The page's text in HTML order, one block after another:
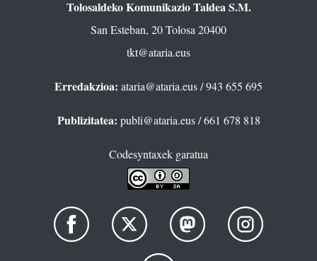
Tolosaldeko Komunikazio Taldea S.M.
San Esteban, 20 Tolosa 20400
tkt@ataria.eus
Erredakzioa: ataria@ataria.eus/ 943 655 695
Publizitatea: publi@ataria.eus/ 661 678 818
Codesyntaxek garatua